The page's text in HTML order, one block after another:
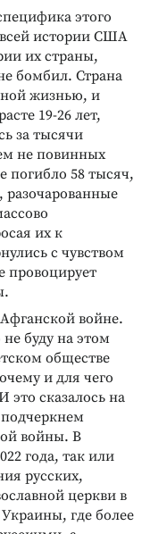
этого
истории США
их страны,
бомбил. Страна
жизнью, и
19-26 лет,
за тысячи
не повинных
погибло 58 тысяч,
разочарованные
их к
с чувством
провоцирует
войне.
буду на этом
обществе
и для чего
это сказалось на
войны. В
года, так или
русских,
церкви в
где более